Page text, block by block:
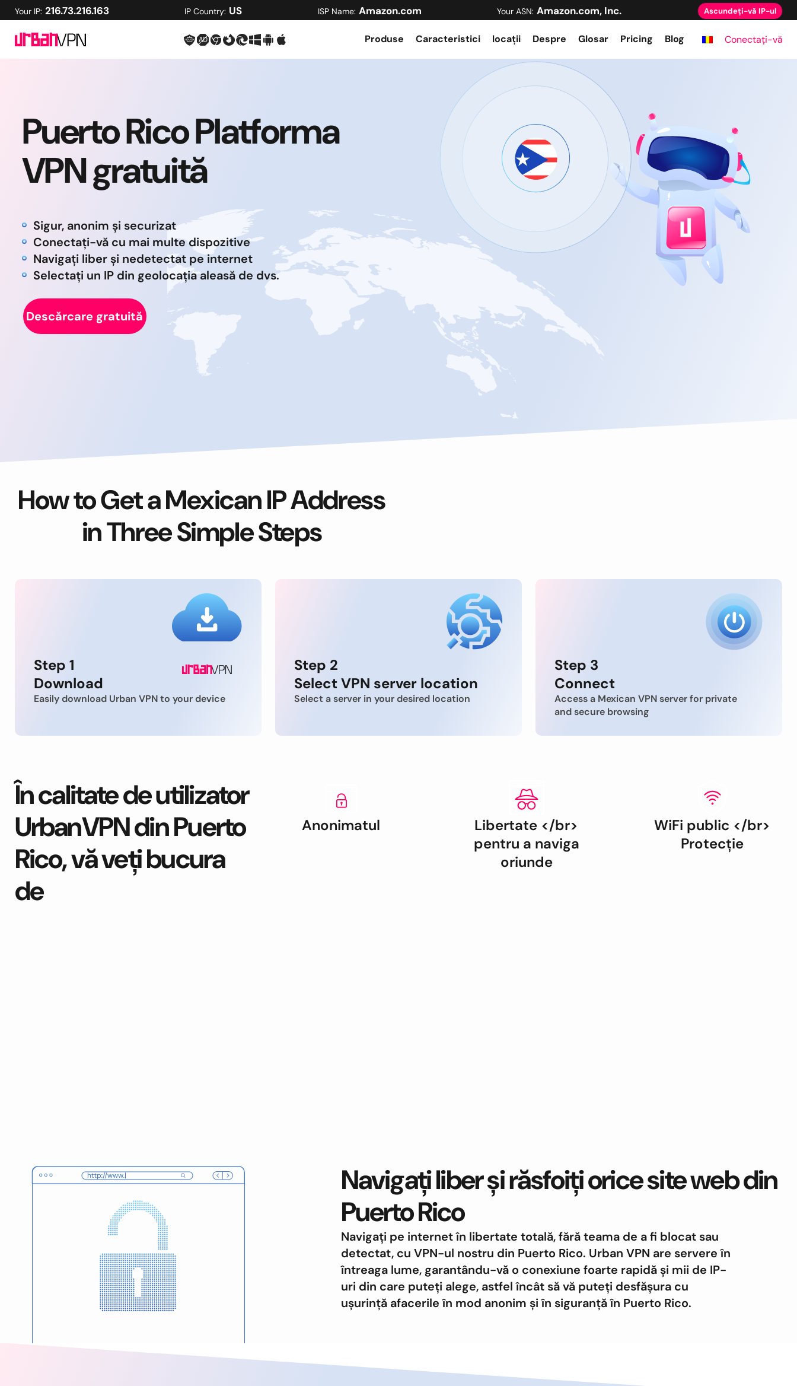
Your IP: 216.73.216.163 IP Country: US ISP Name: Amazon.com Your ASN: Amazon.com, Inc. Ascundeți-vă IP-ul
Produse Caracteristici locații Despre Glosar Pricing Blog Conectați-vă
Puerto Rico Platforma
VPN gratuită
Sigur, anonim și securizat
Conectați-vă cu mai multe dispozitive
Navigați liber și nedetectat pe internet
Selectați un IP din geolocația aleasă de dvs.
Descărcare gratuită
How to Get a Mexican IP Address
in Three Simple Steps
Step 1
Download
Easily download Urban VPN to your device
Step 2
Select VPN server location
Select a server in your desired location
Step 3
Connect
Access a Mexican VPN server for private
and secure browsing
În calitate de utilizator
UrbanVPN din Puerto
Rico, vă veți bucura
de
Anonimatul
Libertate </br>
pentru a naviga
oriunde
WiFi public </br>
Protecție
Navigați liber și răsfoiți orice site web din
Puerto Rico
Navigați pe internet în libertate totală, fără teama de a fi blocat sau
detectat, cu VPN-ul nostru din Puerto Rico. Urban VPN are servere în
întreaga lume, garantându-vă o conexiune foarte rapidă și mii de IP-
uri din care puteți alege, astfel încât să vă puteți desfășura cu
ușurință afacerile în mod anonim și în siguranță în Puerto Rico.